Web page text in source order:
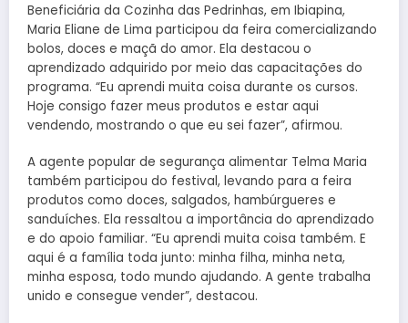
Beneficiária da Cozinha das Pedrinhas, em Ibiapina,
Maria Eliane de Lima participou da feira comercializando
bolos, doces e maçã do amor. Ela destacou o
aprendizado adquirido por meio das capacitações do
programa. “Eu aprendi muita coisa durante os cursos.
Hoje consigo fazer meus produtos e estar aqui
vendendo, mostrando o que eu sei fazer”, afirmou.
A agente popular de segurança alimentar Telma Maria
também participou do festival, levando para a feira
produtos como doces, salgados, hambúrgueres e
sanduíches. Ela ressaltou a importância do aprendizado
e do apoio familiar. “Eu aprendi muita coisa também. E
aqui é a família toda junto: minha filha, minha neta,
minha esposa, todo mundo ajudando. A gente trabalha
unido e consegue vender”, destacou.